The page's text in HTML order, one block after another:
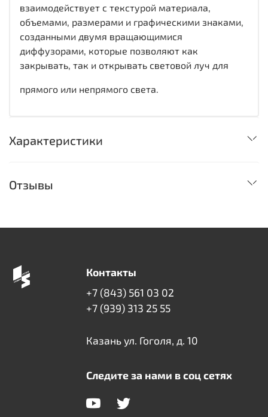
взаимодействует с текстурой материала,
объемами, размерами и графическими знаками,
созданными двумя вращающимися
диффузорами, которые позволяют как
закрывать, так и открывать световой луч для
прямого или непрямого света.
Характеристики
Отзывы
Контакты
+7 (843) 561 03 02
+7 (939) 313 25 55
Казань ул. Гоголя, д. 10
Следите за нами в соц сетях